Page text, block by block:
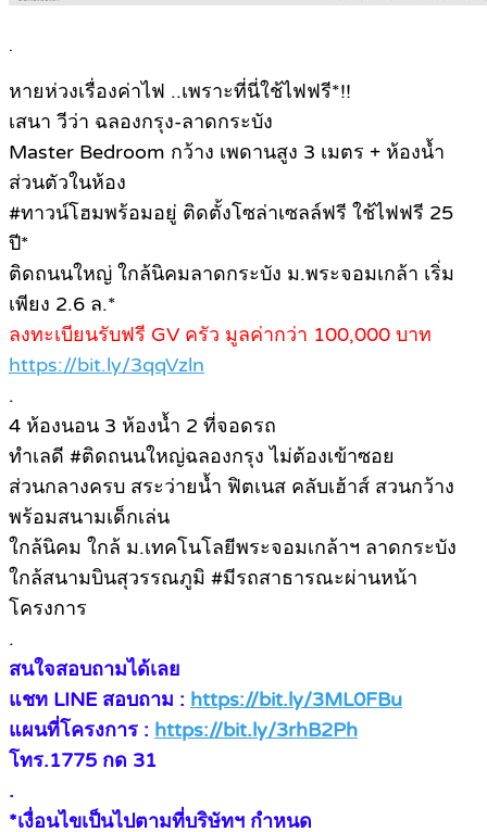
.
หายห่วงเรื่องค่าไฟ ..เพราะที่นี่ใช้ไฟฟรี*!!
เสนา วีว่า ฉลองกรุง-ลาดกระบัง
Master Bedroom กว้าง เพดานสูง 3 เมตร + ห้องน้ำ
ส่วนตัวในห้อง
#ทาวน์โฮมพร้อมอยู่ ติดตั้งโซล่าเซลล์ฟรี ใช้ไฟฟรี 25
ปี*
ติดถนนใหญ่ ใกล้นิคมลาดกระบัง ม.พระจอมเกล้า เริ่ม
เพียง 2.6 ล.*
ลงทะเบียนรับฟรี GV ครัว มูลค่ากว่า 100,000 บาท
https://bit.ly/3qqVzln
.
4 ห้องนอน 3 ห้องน้ำ 2 ที่จอดรถ
ทำเลดี #ติดถนนใหญ่ฉลองกรุง ไม่ต้องเข้าซอย
ส่วนกลางครบ สระว่ายน้ำ ฟิตเนส คลับเฮ้าส์ สวนกว้าง
พร้อมสนามเด็กเล่น
ใกล้นิคม ใกล้ ม.เทคโนโลยีพระจอมเกล้าฯ ลาดกระบัง
ใกล้สนามบินสุวรรณภูมิ #มีรถสาธารณะผ่านหน้า
โครงการ
.
สนใจสอบถามได้เลย
แชท LINE สอบถาม : https://bit.ly/3ML0FBu
แผนที่โครงการ : https://bit.ly/3rhB2Ph
โทร.1775 กด 31
.
*เงื่อนไขเป็นไปตามที่บริษัทฯ กำหนด